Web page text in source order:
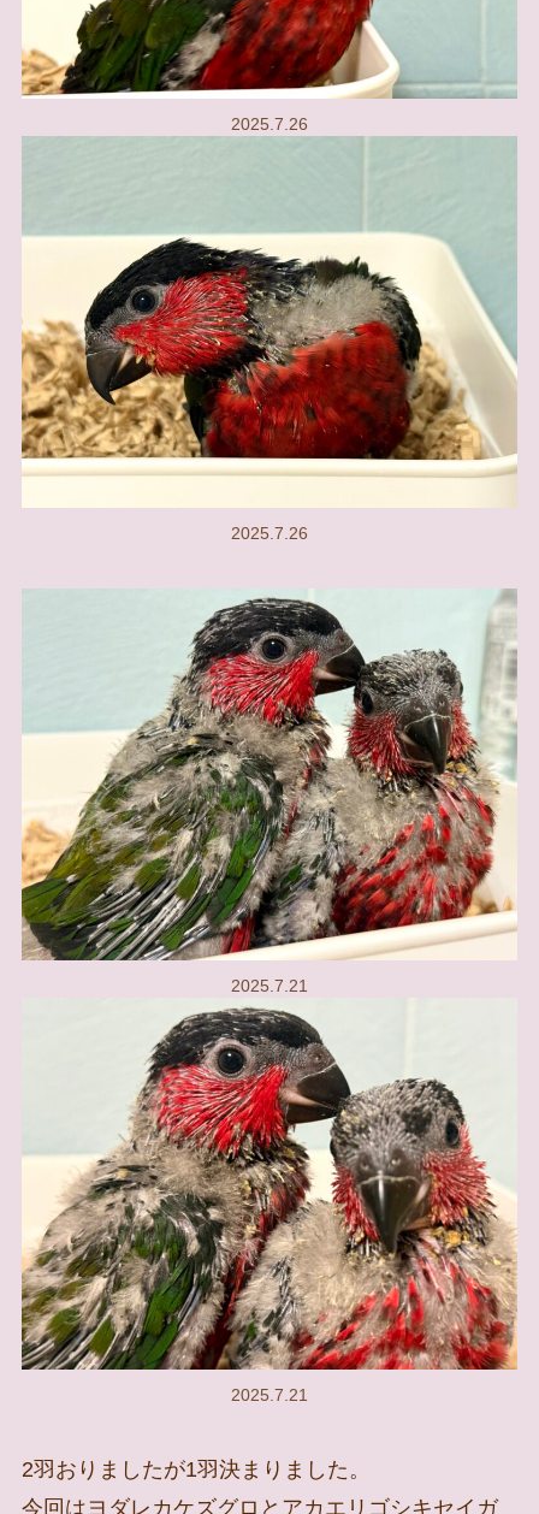
2025.7.26
2025.7.26
2025.7.21
2025.7.21
2羽おりましたが1羽決まりました。
今回はヨダレカケズグロとアカエリゴシキセイガ